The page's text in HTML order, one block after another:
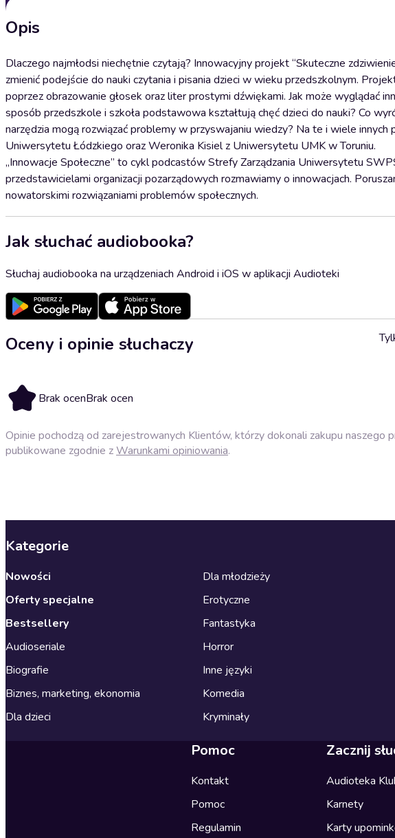
Opis
Dlaczego najmłodsi niechętnie czytają? Innowacyjny projekt “Skuteczne
zmienić podejście do nauki czytania i pisania dzieci w wieku przedszkolnym.
poprzez obrazowanie głosek oraz liter prostymi dźwiękami. Jak może wyglądać
sposób przedszkole i szkoła podstawowa kształtują chęć dzieci do nauki? Co
narzędzia mogą rozwiązać problemy w przyswajaniu wiedzy? Na te i wiele
Uniwersytetu Łódzkiego oraz Weronika Kisiel z Uniwersytetu UMK w Toruniu.
„Innowacje Społeczne” to cykl podcastów Strefy Zarządzania Uniwersytetu
przedstawicielami organizacji pozarządowych rozmawiamy o innowacjach.
nowatorskimi rozwiązaniami problemów społecznych.
Jak słuchać audiobooka?
Słuchaj audiobooka na urządzeniach Android i iOS w aplikacji Audioteki
Oceny i opinie słuchaczy
Brak ocenBrak ocen
Opinie pochodzą od zarejestrowanych Klientów, którzy dokonali zakupu naszego
publikowane zgodnie zWarunkami opiniowania.
Kategorie
Nowości
Oferty specjalne
Bestsellery
Audioseriale
Biografie
Biznes, marketing, ekonomia
Dla dzieci
Dla młodzieży
Erotyczne
Fantastyka
Horror
Inne języki
Komedia
Kryminały
Pomoc
Kontakt
Pomoc
Regulamin
Zacznij
Audioteka
Karnety
Karty